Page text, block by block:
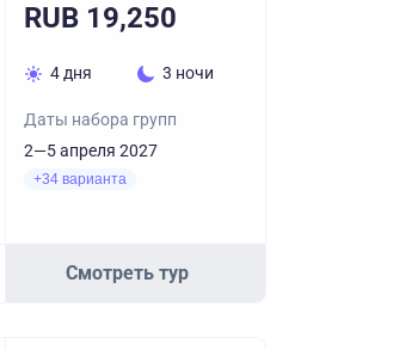
RUB 19,250
4 дня 3 ночи
Даты набора групп
2—5 апреля 2027
+34 варианта
Смотреть тур